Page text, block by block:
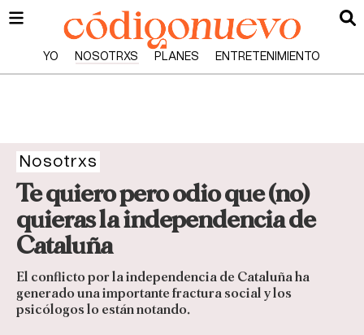
YO NOSOTRXS PLANES ENTRETENIMIENTO
Nosotrxs
Te quiero pero odio que (no)
quieras la independencia de
Cataluña
El conflicto por la independencia de Cataluña ha
generado una importante fractura social y los
psicólogos lo están notando.